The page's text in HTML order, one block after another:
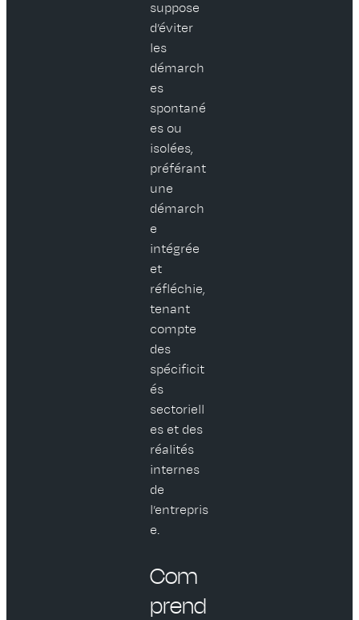
suppose
d’éviter
les
démarch
es
spontané
es ou
isolées,
préférant
une
démarch
e
intégrée
et
réfléchie,
tenant
compte
des
spécificit
és
sectoriell
es et des
réalités
internes
de
l’entrepris
e.
Com
prend